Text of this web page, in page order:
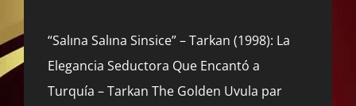
“Salına Salına Sinsice” – Tarkan (1998): La
Elegancia Seductora Que Encantó a
Turquía – Tarkan The Golden Uvula par